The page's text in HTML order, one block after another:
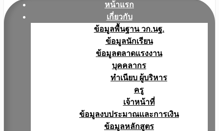
หน้าแรก
เกี่ยวกับ
ข้อมูลพื้นฐาน วก.นฐ.
ข้อมูลนักเรียน
ข้อมูลตลาดแรงงาน
บุคคลากร
ทำเนียบ ผู้บริหาร
ครู
เจ้าหน้าที่
ข้อมูลงบประมาณเเละการเงิน
ข้อมูลหลักสูตร